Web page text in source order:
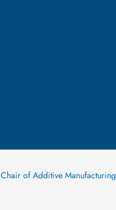
Chair of Additive Manufacturing